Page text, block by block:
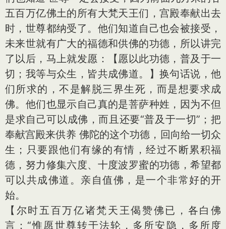
五百万亿佛土的所有大梵天王们，宫殿奉献出去
时，世尊都纳受了。他们知道自己也会被接受，
未来世就有广大的福德和供佛的功德，所以讲完
了以后，马上就发愿：【愿以此功德，普及于一
切；我等与众生，皆共成佛道。】换句话说，他
们所求的，不是解脱三界生死，而是想要求成
佛。他们也显示自己真的是菩萨种姓，因为不但
是求自己可以成佛，而且还要“普及于一切”；把
奉献宫殿来供养 佛陀的这个功德，回向给一切众
生；只要跟他们有缘的有情，经过不断累积福
德，努力修集六度、十度波罗蜜的功德，希望都
可以共成佛道。亲自值佛，是一个非常好的开
始。
【尔时五百万亿诸梵天王偈赞佛已，各白佛
言：“惟愿世尊转于法轮，多所安隐，多所度